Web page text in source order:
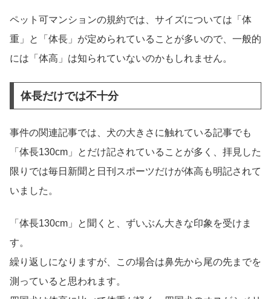
ペット可マンションの規約では、サイズについては「体
重」と「体長」が定められていることが多いので、一般的
には「体高」は知られていないのかもしれません。
体長だけでは不十分
事件の関連記事では、犬の大きさに触れている記事でも
「体長130cm」とだけ記されていることが多く、拝見した
限りでは毎日新聞と日刊スポーツだけが体高も明記されて
いました。
「体長130cm」と聞くと、ずいぶん大きな印象を受けま
す。
繰り返しになりますが、この場合は鼻先から尾の先までを
測っていると思われます。